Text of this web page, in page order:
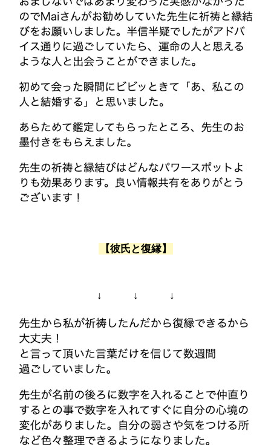
【彼氏と復縁】
↓ ↓ ↓